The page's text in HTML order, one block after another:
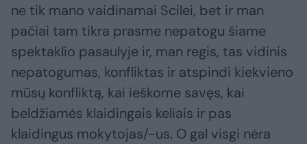
ne tik mano vaidinamai Scilei, bet ir man
pačiai tam tikra prasme nepatogu šiame
spektaklio pasaulyje ir, man regis, tas vidinis
nepatogumas, konfliktas ir atspindi kiekvieno
mūsų konfliktą, kai ieškome savęs, kai
beldžiamės klaidingais keliais ir pas
klaidingus mokytojas/-us. O gal visgi nėra